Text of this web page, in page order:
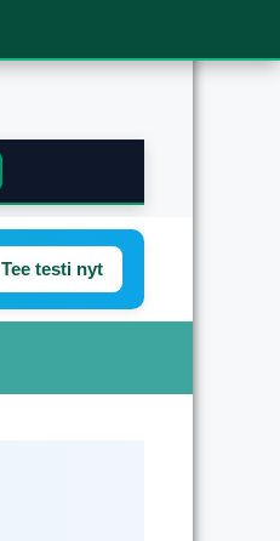
Tee testi nyt